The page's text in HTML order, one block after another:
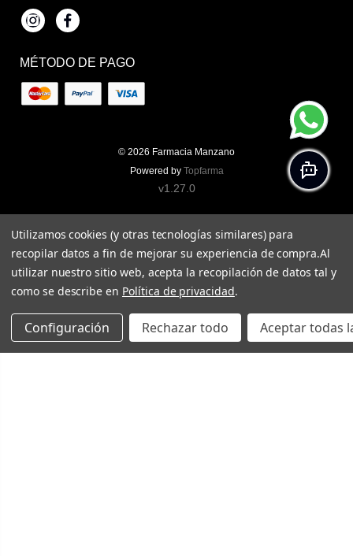
InstagramFacebook
MÉTODO DE PAGO
© 2026 Farmacia Manzano
Powered by Topfarma
v1.27.0
Utilizamos cookies (y otras tecnologías similares) para
recopilar datos a fin de mejorar su experiencia de compra.Al
utilizar nuestro sitio web, acepta la recopilación de datos tal y
como se describe en Política de privacidad.
Configuración Rechazar todo Aceptar todas